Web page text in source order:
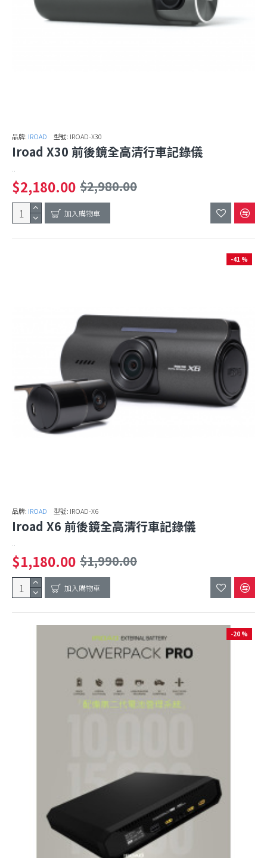
品牌: IROAD 型號: IROAD-X30
Iroad X30 前後鏡全高清行車記錄儀
..
$2,180.00 $2,980.00
加入購物車
-41 %
品牌: IROAD 型號: IROAD-X6
Iroad X6 前後鏡全高清行車記錄儀
..
$1,180.00 $1,990.00
加入購物車
-20 %